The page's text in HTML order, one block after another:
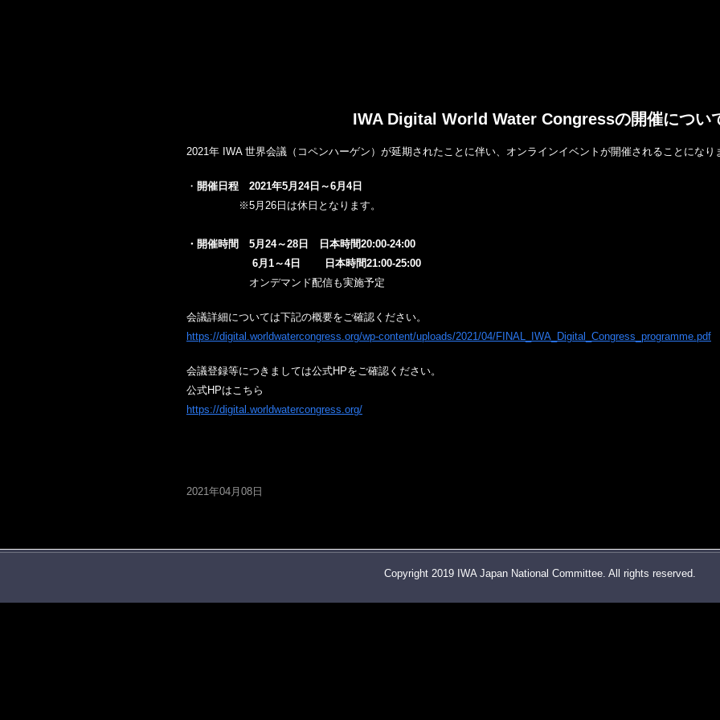
IWA Digital World Water Congressの開催につい
2021年 IWA 世界会議（コペンハーゲン）が延期されたことに伴い、オンラインイベントが開催されることになり
・ 開催日程
2021年5月24日～6月4日
※5月26日は休日となります。
・開催時間 5月24～28日
日本時間20:00-24:00
6月1～4日 日本時間21:00-25:00
オンデマンド配信も実施予定
会議詳細については下記の概要をご確認ください。
https://digital.worldwatercongress.org/wp-content/uploads/2021/04/FINAL_IWA_Digital_Congress_programme.pdf
会議登録等につきましては公式HPをご確認ください。
公式HPはこちら
https://digital.worldwatercongress.org/
2021年04月08日
Copyright 2019 IWA Japan National Committee. All rights reserved.